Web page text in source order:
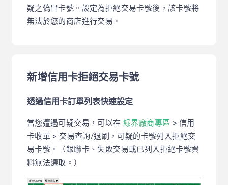
疑之偽冒卡號。設定為拒絕交易卡號後，該卡號將
無法於您的商店進行交易。
新增信用卡拒絕交易卡號
透過信用卡訂單列表快速設定
當您遭遇可疑交易，可以在綠界廠商專區 > 信用
卡收單 > 交易查詢/退刷，可疑的卡號列入拒絕交
易卡號。（銀聯卡、失敗交易或已列入拒絕卡號資
料無法選取。）